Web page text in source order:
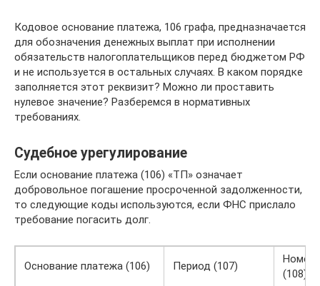
Кодовое основание платежа, 106 графа, предназначается
для обозначения денежных выплат при исполнении
обязательств налогоплательщиков перед бюджетом РФ
и не используется в остальных случаях. В каком порядке
заполняется этот реквизит? Можно ли проставить
нулевое значение? Разберемся в нормативных
требованиях.
Судебное урегулирование
Если основание платежа (106) «ТП» означает
добровольное погашение просроченной задолженности,
то следующие коды используются, если ФНС прислало
требование погасить долг.
Основание платежа (106) Период (107)
Номер
(108)